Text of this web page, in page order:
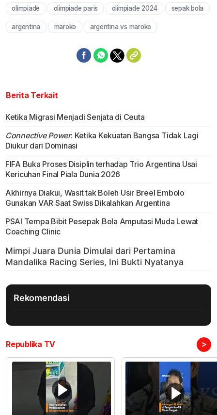
Mute
olimpiade olimpiade paris olimpiade 2024 sepak bola
argentina maroko argentina vs maroko
Berita Terkait
Ketika Migrasi Menjadi Senjata di Ceuta
Connective Power: Ketika Kekuatan Bangsa Tidak Lagi
Diukur dari Dominasi
FIFA Buka Proses Disiplin terhadap Trio Argentina Usai
Kericuhan Final Piala Dunia 2026
Akhirnya Diakui, Wasit tak Boleh Usir Breel Embolo
Gunakan VAR Saat Swiss Dikalahkan Argentina
PSAI Tempa Bibit Pesepak Bola Amputasi Muda Lewat
Coaching Clinic
Rekomendasi
Republika TV >